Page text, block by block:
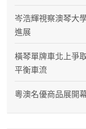
岑浩輝視察澳琴大
進展
橫琴單牌車北上爭
平衡車流
粵澳名優商品展開